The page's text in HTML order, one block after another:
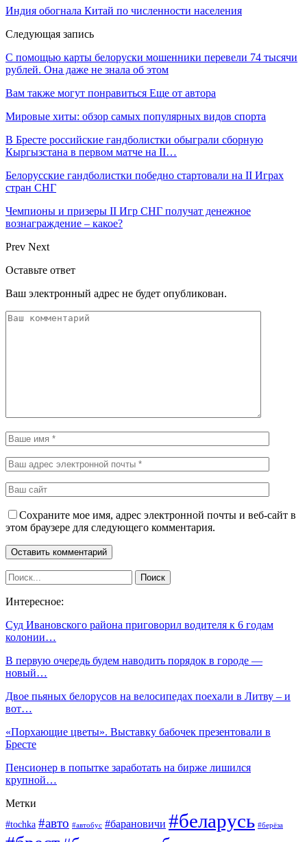
Индия обогнала Китай по численности населения
Следующая запись
С помощью карты белоруски мошенники перевели 74 тысячи
рублей. Она даже не знала об этом
Вам также могут понравиться Еще от автора
Мировые хиты: обзор самых популярных видов спорта
В Бресте российские гандболистки обыграли сборную
Кыргызстана в первом матче на II…
Белорусские гандболистки победно стартовали на II Играх
стран СНГ
Чемпионы и призеры II Игр СНГ получат денежное
вознаграждение – какое?
Prev Next
Оставьте ответ
Ваш электронный адрес не будет опубликован.
Сохраните мое имя, адрес электронной почты и веб-сайт в
этом браузере для следующего комментария.
Интересное:
Суд Ивановского района приговорил водителя к 6 годам
колонии…
В первую очередь будем наводить порядок в городе —
новый…
Двое пьяных белорусов на велосипедах поехали в Литву – и
вот…
«Порхающие цветы». Выставку бабочек презентовали в
Бресте
Пенсионер в попытке заработать на бирже лишился
крупной…
Метки
#tochka #авто #автобус #барановичи #беларусь #берёза